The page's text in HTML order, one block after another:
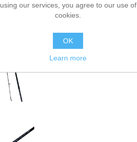
Сообщить другу
using our services, you agree to our use of
cookies.
OK
Learn more